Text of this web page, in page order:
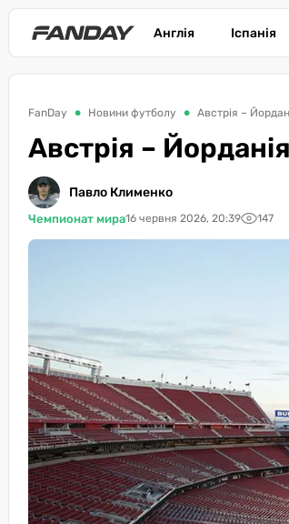
Англія Іспанія
FanDay Новини футболу Австрія –
Австрія –
Павло Клименко
Чемпионат мира16 червня 2026, 20:39 147